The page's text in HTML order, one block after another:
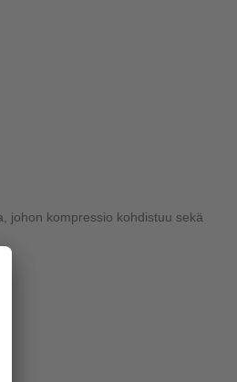
johon kompressio kohdistuu sekä